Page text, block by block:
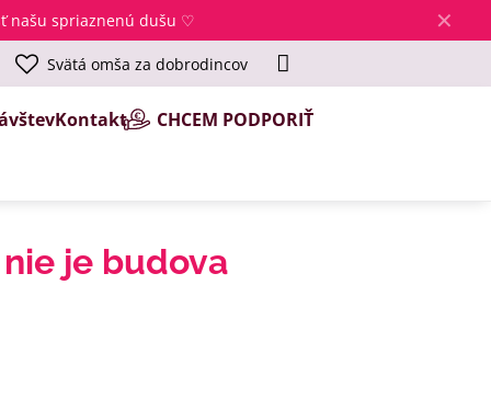
✕
našu spriaznenú dušu ♡
Svätá omša za dobrodincov
Kontakt CHCEM PODPORIŤ
je budova